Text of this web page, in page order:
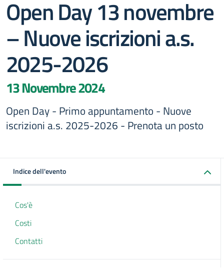
Open Day 13 novembre
– Nuove iscrizioni a.s.
2025-2026
13 Novembre 2024
Open Day - Primo appuntamento - Nuove
iscrizioni a.s. 2025-2026 - Prenota un posto
Indice dell'evento
Cos'è
Costi
Contatti